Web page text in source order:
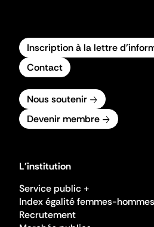
Inscription à la lettre
Contact
Nous soutenir
Devenir membre
L'institution
Service public +
Index égalité femmes-hommes
Recrutement